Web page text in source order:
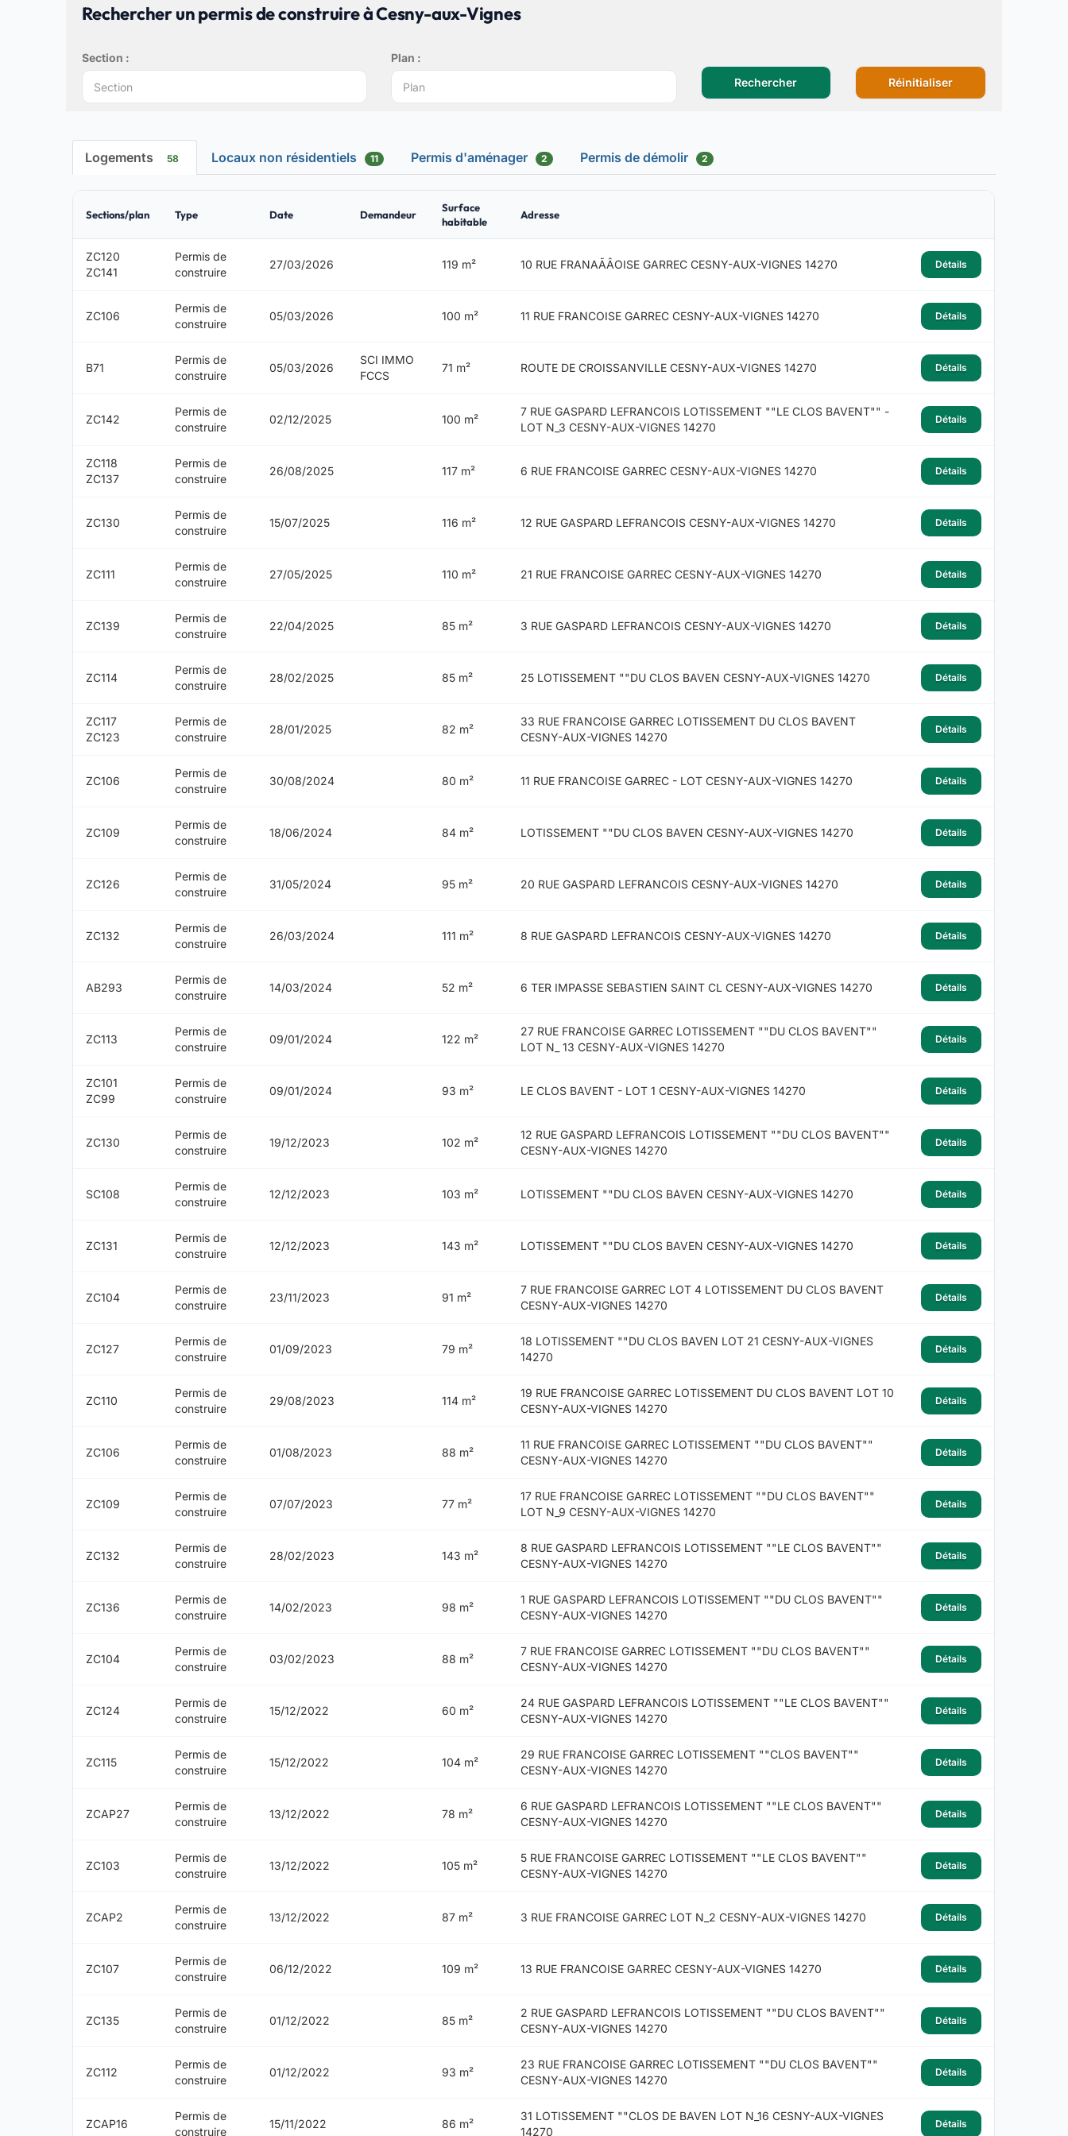
Rechercher un permis de construire à Cesny-aux-Vignes
Section :
Plan :
Rechercher
Réinitialiser
Logements 58 Locaux non résidentiels 11 Permis d'aménager 2 Permis de démolir 2
Sections/plan Type Date Demandeur
Surface
habitable
Adresse
ZC120
ZC141
Permis de
construire
27/03/2026 119 m² 10 RUE FRANAÃÂOISE GARREC CESNY-AUX-VIGNES 14270 Détails
ZC106
Permis de
construire
05/03/2026 100 m² 11 RUE FRANCOISE GARREC CESNY-AUX-VIGNES 14270 Détails
B71
Permis de
construire
05/03/2026
SCI IMMO
FCCS
71 m² ROUTE DE CROISSANVILLE CESNY-AUX-VIGNES 14270 Détails
ZC142
Permis de
construire
02/12/2025 100 m²
7 RUE GASPARD LEFRANCOIS LOTISSEMENT ""LE CLOS BAVENT"" -
LOT N_3 CESNY-AUX-VIGNES 14270
Détails
ZC118
ZC137
Permis de
construire
26/08/2025 117 m² 6 RUE FRANCOISE GARREC CESNY-AUX-VIGNES 14270 Détails
ZC130
Permis de
construire
15/07/2025 116 m² 12 RUE GASPARD LEFRANCOIS CESNY-AUX-VIGNES 14270 Détails
ZC111
Permis de
construire
27/05/2025 110 m² 21 RUE FRANCOISE GARREC CESNY-AUX-VIGNES 14270 Détails
ZC139
Permis de
construire
22/04/2025 85 m² 3 RUE GASPARD LEFRANCOIS CESNY-AUX-VIGNES 14270 Détails
ZC114
Permis de
construire
28/02/2025 85 m² 25 LOTISSEMENT ""DU CLOS BAVEN CESNY-AUX-VIGNES 14270 Détails
ZC117
ZC123
Permis de
construire
28/01/2025 82 m²
33 RUE FRANCOISE GARREC LOTISSEMENT DU CLOS BAVENT
CESNY-AUX-VIGNES 14270
Détails
ZC106
Permis de
construire
30/08/2024 80 m² 11 RUE FRANCOISE GARREC - LOT CESNY-AUX-VIGNES 14270 Détails
ZC109
Permis de
construire
18/06/2024 84 m² LOTISSEMENT ""DU CLOS BAVEN CESNY-AUX-VIGNES 14270 Détails
ZC126
Permis de
construire
31/05/2024 95 m² 20 RUE GASPARD LEFRANCOIS CESNY-AUX-VIGNES 14270 Détails
ZC132
Permis de
construire
26/03/2024 111 m² 8 RUE GASPARD LEFRANCOIS CESNY-AUX-VIGNES 14270 Détails
AB293
Permis de
construire
14/03/2024 52 m² 6 TER IMPASSE SEBASTIEN SAINT CL CESNY-AUX-VIGNES 14270 Détails
ZC113
Permis de
construire
09/01/2024 122 m²
27 RUE FRANCOISE GARREC LOTISSEMENT ""DU CLOS BAVENT""
LOT N_ 13 CESNY-AUX-VIGNES 14270
Détails
ZC101
ZC99
Permis de
construire
09/01/2024 93 m² LE CLOS BAVENT - LOT 1 CESNY-AUX-VIGNES 14270 Détails
ZC130
Permis de
construire
19/12/2023 102 m²
12 RUE GASPARD LEFRANCOIS LOTISSEMENT ""DU CLOS BAVENT""
CESNY-AUX-VIGNES 14270
Détails
SC108
Permis de
construire
12/12/2023 103 m² LOTISSEMENT ""DU CLOS BAVEN CESNY-AUX-VIGNES 14270 Détails
ZC131
Permis de
construire
12/12/2023 143 m² LOTISSEMENT ""DU CLOS BAVEN CESNY-AUX-VIGNES 14270 Détails
ZC104
Permis de
construire
23/11/2023 91 m²
7 RUE FRANCOISE GARREC LOT 4 LOTISSEMENT DU CLOS BAVENT
CESNY-AUX-VIGNES 14270
Détails
ZC127
Permis de
construire
01/09/2023 79 m²
18 LOTISSEMENT ""DU CLOS BAVEN LOT 21 CESNY-AUX-VIGNES
14270
Détails
ZC110
Permis de
construire
29/08/2023 114 m²
19 RUE FRANCOISE GARREC LOTISSEMENT DU CLOS BAVENT LOT 10
CESNY-AUX-VIGNES 14270
Détails
ZC106
Permis de
construire
01/08/2023 88 m²
11 RUE FRANCOISE GARREC LOTISSEMENT ""DU CLOS BAVENT""
CESNY-AUX-VIGNES 14270
Détails
ZC109
Permis de
construire
07/07/2023 77 m²
17 RUE FRANCOISE GARREC LOTISSEMENT ""DU CLOS BAVENT""
LOT N_9 CESNY-AUX-VIGNES 14270
Détails
ZC132
Permis de
construire
28/02/2023 143 m²
8 RUE GASPARD LEFRANCOIS LOTISSEMENT ""LE CLOS BAVENT""
CESNY-AUX-VIGNES 14270
Détails
ZC136
Permis de
construire
14/02/2023 98 m²
1 RUE GASPARD LEFRANCOIS LOTISSEMENT ""DU CLOS BAVENT""
CESNY-AUX-VIGNES 14270
Détails
ZC104
Permis de
construire
03/02/2023 88 m²
7 RUE FRANCOISE GARREC LOTISSEMENT ""DU CLOS BAVENT""
CESNY-AUX-VIGNES 14270
Détails
ZC124
Permis de
construire
15/12/2022 60 m²
24 RUE GASPARD LEFRANCOIS LOTISSEMENT ""LE CLOS BAVENT""
CESNY-AUX-VIGNES 14270
Détails
ZC115
Permis de
construire
15/12/2022 104 m²
29 RUE FRANCOISE GARREC LOTISSEMENT ""CLOS BAVENT""
CESNY-AUX-VIGNES 14270
Détails
ZCAP27
Permis de
construire
13/12/2022 78 m²
6 RUE GASPARD LEFRANCOIS LOTISSEMENT ""LE CLOS BAVENT""
CESNY-AUX-VIGNES 14270
Détails
ZC103
Permis de
construire
13/12/2022 105 m²
5 RUE FRANCOISE GARREC LOTISSEMENT ""LE CLOS BAVENT""
CESNY-AUX-VIGNES 14270
Détails
ZCAP2
Permis de
construire
13/12/2022 87 m² 3 RUE FRANCOISE GARREC LOT N_2 CESNY-AUX-VIGNES 14270 Détails
ZC107
Permis de
construire
06/12/2022 109 m² 13 RUE FRANCOISE GARREC CESNY-AUX-VIGNES 14270 Détails
ZC135
Permis de
construire
01/12/2022 85 m²
2 RUE GASPARD LEFRANCOIS LOTISSEMENT ""DU CLOS BAVENT""
CESNY-AUX-VIGNES 14270
Détails
ZC112
Permis de
construire
01/12/2022 93 m²
23 RUE FRANCOISE GARREC LOTISSEMENT ""DU CLOS BAVENT""
CESNY-AUX-VIGNES 14270
Détails
ZCAP16
Permis de
construire
15/11/2022 86 m²
31 LOTISSEMENT ""CLOS DE BAVEN LOT N_16 CESNY-AUX-VIGNES
14270
Détails